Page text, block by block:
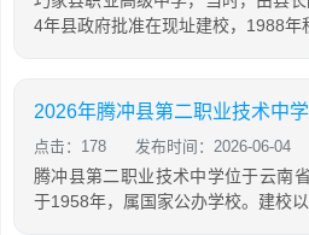
4年县政府批准在现址建校，1988年
点击：178 发布时间：2026-06-04
腾冲县第二职业技术中学位于云南
于1958年，属国家公办学校。建校